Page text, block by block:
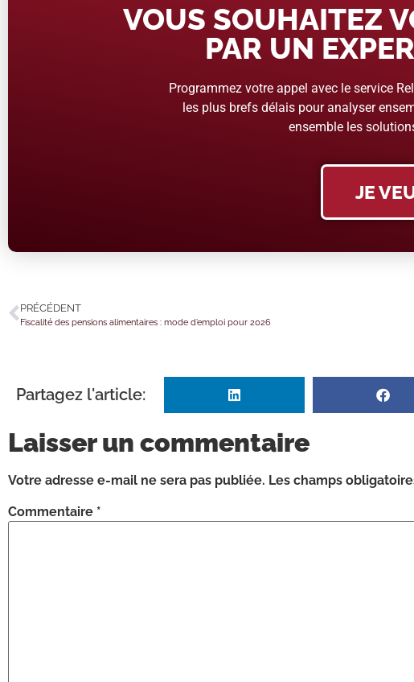
VOUS SOUHAITEZ
PAR UN
Programmez votre appel avec le service
les plus brefs délais pour analyser
ensemble les
JE
PRÉCÉDENT
Fiscalité des pensions alimentaires : mode d’emploi pour 2026
Partagez l'article:
Laisser un commentaire
Votre adresse e-mail ne sera pas publiée. Les champs
Commentaire *